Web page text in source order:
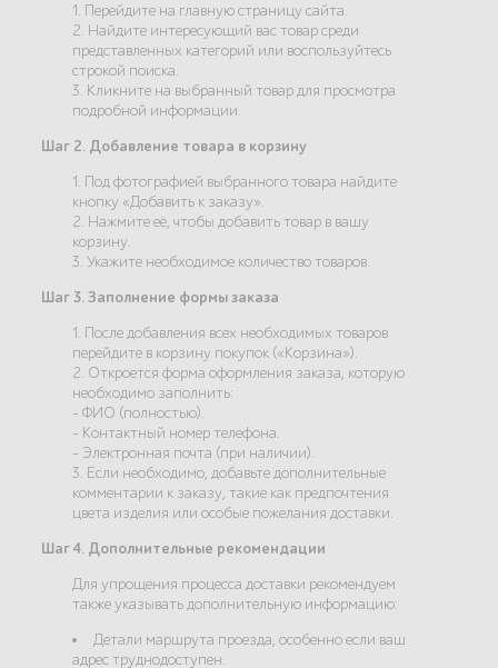
1. Перейдите на главную страницу сайта.
2. Найдите интересующий вас товар среди
представленных категорий или воспользуйтесь
строкой поиска.
3. Кликните на выбранный товар для просмотра
подробной информации.
Шаг 2. Добавление товара в корзину
1. Под фотографией выбранного товара найдите
кнопку «Добавить к заказу».
2. Нажмите её, чтобы добавить товар в вашу
корзину.
3. Укажите необходимое количество товаров.
Шаг 3. Заполнение формы заказа
1. После добавления всех необходимых товаров
перейдите в корзину покупок («Корзина»).
2. Откроется форма оформления заказа, которую
необходимо заполнить:
- ФИО (полностью).
- Контактный номер телефона.
- Электронная почта (при наличии).
3. Если необходимо, добавьте дополнительные
комментарии к заказу, такие как предпочтения
цвета изделия или особые пожелания доставки.
Шаг 4. Дополнительные рекомендации
Для упрощения процесса доставки рекомендуем
также указывать дополнительную информацию:
Детали маршрута проезда, особенно если ваш
адрес труднодоступен.